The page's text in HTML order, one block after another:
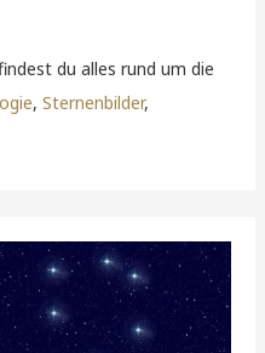
du alles rund um die
,Sternenbilder,